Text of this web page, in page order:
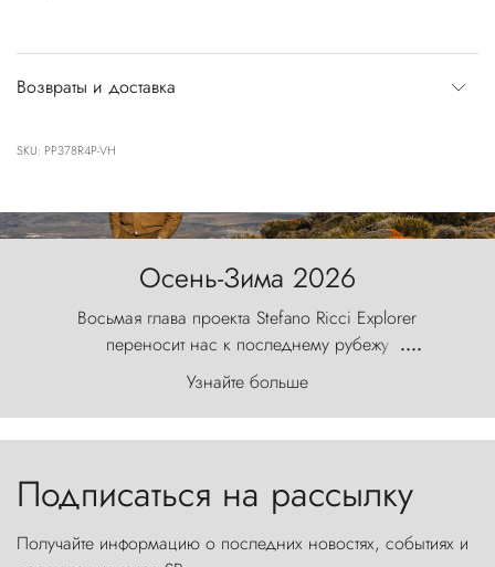
Возвраты и доставка
SKU: PP378R4P-VH
Осень-Зима 2026
Восьмая глава проекта Stefano Ricci Explorer
переносит нас к последнему рубежу
первозданного мира, где ветер с
первобытной яростью ваяет ландшафт, а пики
Торрес-дель-Пайне, словно каменные стражи,
....
Узнайте больше
Подписаться на рассылку
Получайте информацию о последних новостях, событиях и